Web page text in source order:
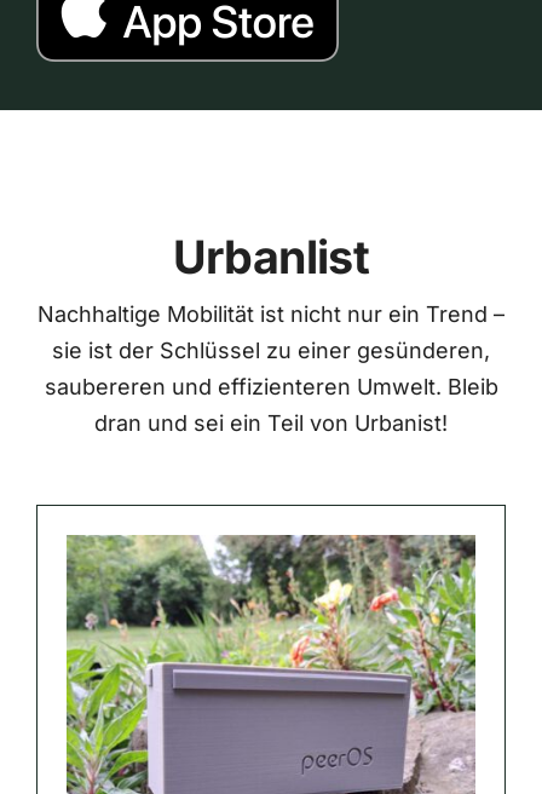
Urbanlist
Nachhaltige Mobilität ist nicht nur ein Trend –
sie ist der Schlüssel zu einer gesünderen,
saubereren und effizienteren Umwelt. Bleib
dran und sei ein Teil von Urbanist!